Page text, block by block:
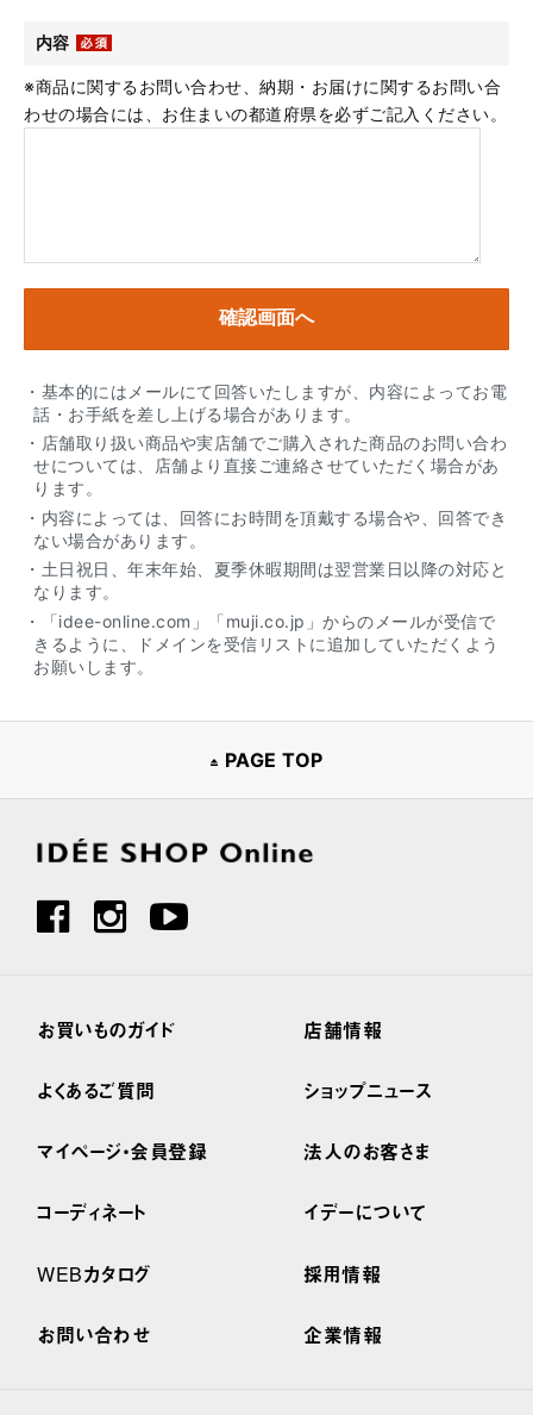
内容
※商品に関するお問い合わせ、納期・お届けに関するお問い合
わせの場合には、お住まいの都道府県を必ずご記入ください。
・基本的にはメールにて回答いたしますが、内容によってお電
話・お手紙を差し上げる場合があります。
・店舗取り扱い商品や実店舗でご購入された商品のお問い合わ
せについては、店舗より直接ご連絡させていただく場合があ
ります。
・内容によっては、回答にお時間を頂戴する場合や、回答でき
ない場合があります。
・土日祝日、年末年始、夏季休暇期間は翌営業日以降の対応と
なります。
・「idee-online.com」「muji.co.jp」からのメールが受信で
きるように、ドメインを受信リストに追加していただくよう
お願いします。
PAGE TOP
お買いものガイド
よくあるご質問
マイページ・会員登録
コーディネート
WEBカタログ
お問い合わせ
店舗情報
ショップニュース
法人のお客さま
イデーについて
採用情報
企業情報